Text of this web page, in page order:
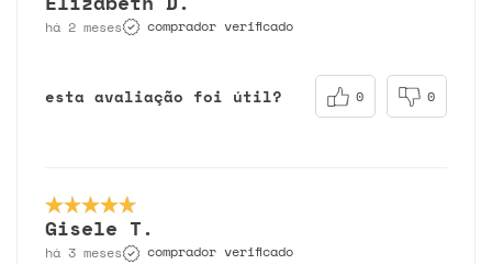
há 2 meses comprador verificado
esta avaliação foi útil? 0 0
Gisele T.
há 3 meses comprador verificado